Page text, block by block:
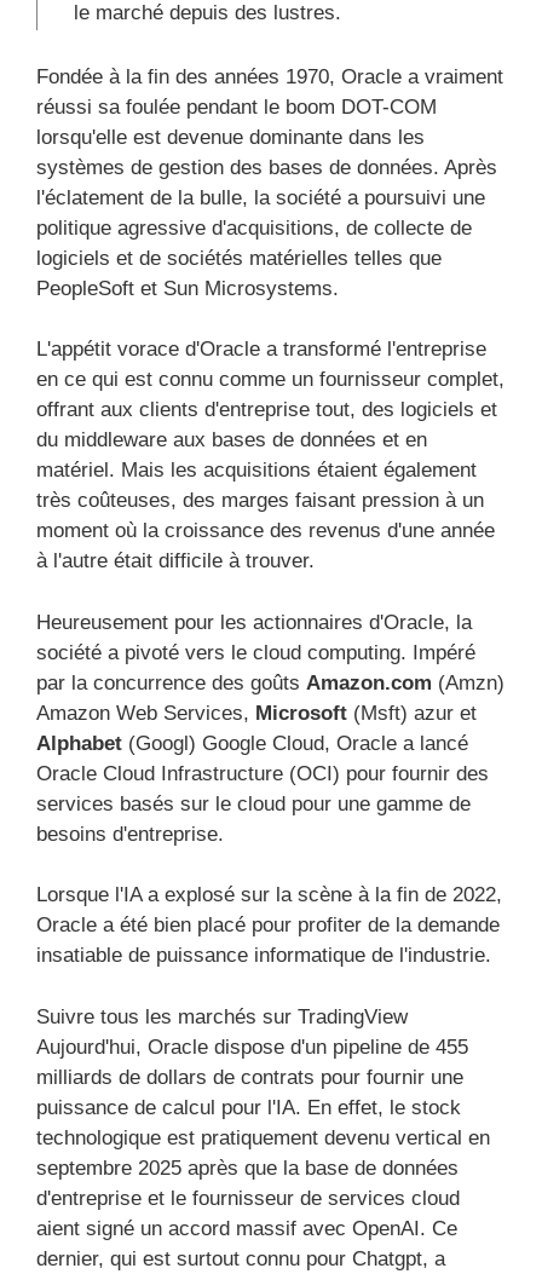
le marché depuis des lustres.
Fondée à la fin des années 1970, Oracle a vraiment
réussi sa foulée pendant le boom DOT-COM
lorsqu'elle est devenue dominante dans les
systèmes de gestion des bases de données. Après
l'éclatement de la bulle, la société a poursuivi une
politique agressive d'acquisitions, de collecte de
logiciels et de sociétés matérielles telles que
PeopleSoft et Sun Microsystems.
L'appétit vorace d'Oracle a transformé l'entreprise
en ce qui est connu comme un fournisseur complet,
offrant aux clients d'entreprise tout, des logiciels et
du middleware aux bases de données et en
matériel. Mais les acquisitions étaient également
très coûteuses, des marges faisant pression à un
moment où la croissance des revenus d'une année
à l'autre était difficile à trouver.
Heureusement pour les actionnaires d'Oracle, la
société a pivoté vers le cloud computing. Impéré
par la concurrence des goûts Amazon.com (Amzn)
Amazon Web Services, Microsoft (Msft) azur et
Alphabet (Googl) Google Cloud, Oracle a lancé
Oracle Cloud Infrastructure (OCI) pour fournir des
services basés sur le cloud pour une gamme de
besoins d'entreprise.
Lorsque l'IA a explosé sur la scène à la fin de 2022,
Oracle a été bien placé pour profiter de la demande
insatiable de puissance informatique de l'industrie.
Suivre tous les marchés sur TradingView
Aujourd'hui, Oracle dispose d'un pipeline de 455
milliards de dollars de contrats pour fournir une
puissance de calcul pour l'IA. En effet, le stock
technologique est pratiquement devenu vertical en
septembre 2025 après que la base de données
d'entreprise et le fournisseur de services cloud
aient signé un accord massif avec OpenAI. Ce
dernier, qui est surtout connu pour Chatgpt, a